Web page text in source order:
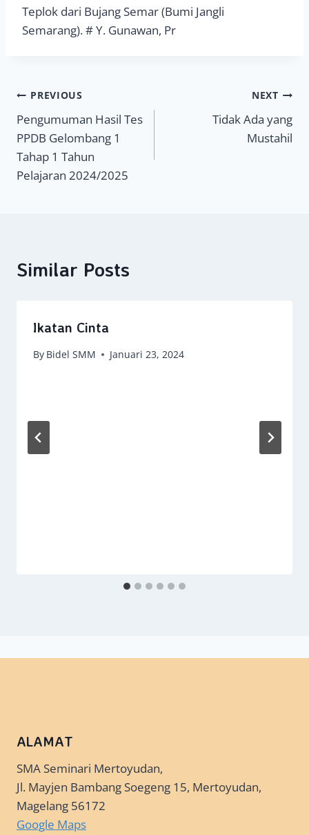
Teplok dari Bujang Semar (Bumi Jangli
Semarang). # Y. Gunawan, Pr
Navigasi
pos
PREVIOUS
Pengumuman Hasil Tes
PPDB Gelombang 1
Tahap 1 Tahun
Pelajaran 2024/2025
NEXT
Tidak Ada yang
Mustahil
Similar Posts
Ikatan Cinta
By Bidel SMM Januari 23, 2024
ALAMAT
SMA Seminari Mertoyudan,
Jl. Mayjen Bambang Soegeng 15, Mertoyudan,
Magelang 56172
Google Maps